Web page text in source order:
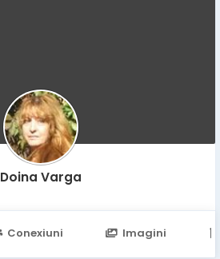
Doina Varga
Conexiuni Imagini